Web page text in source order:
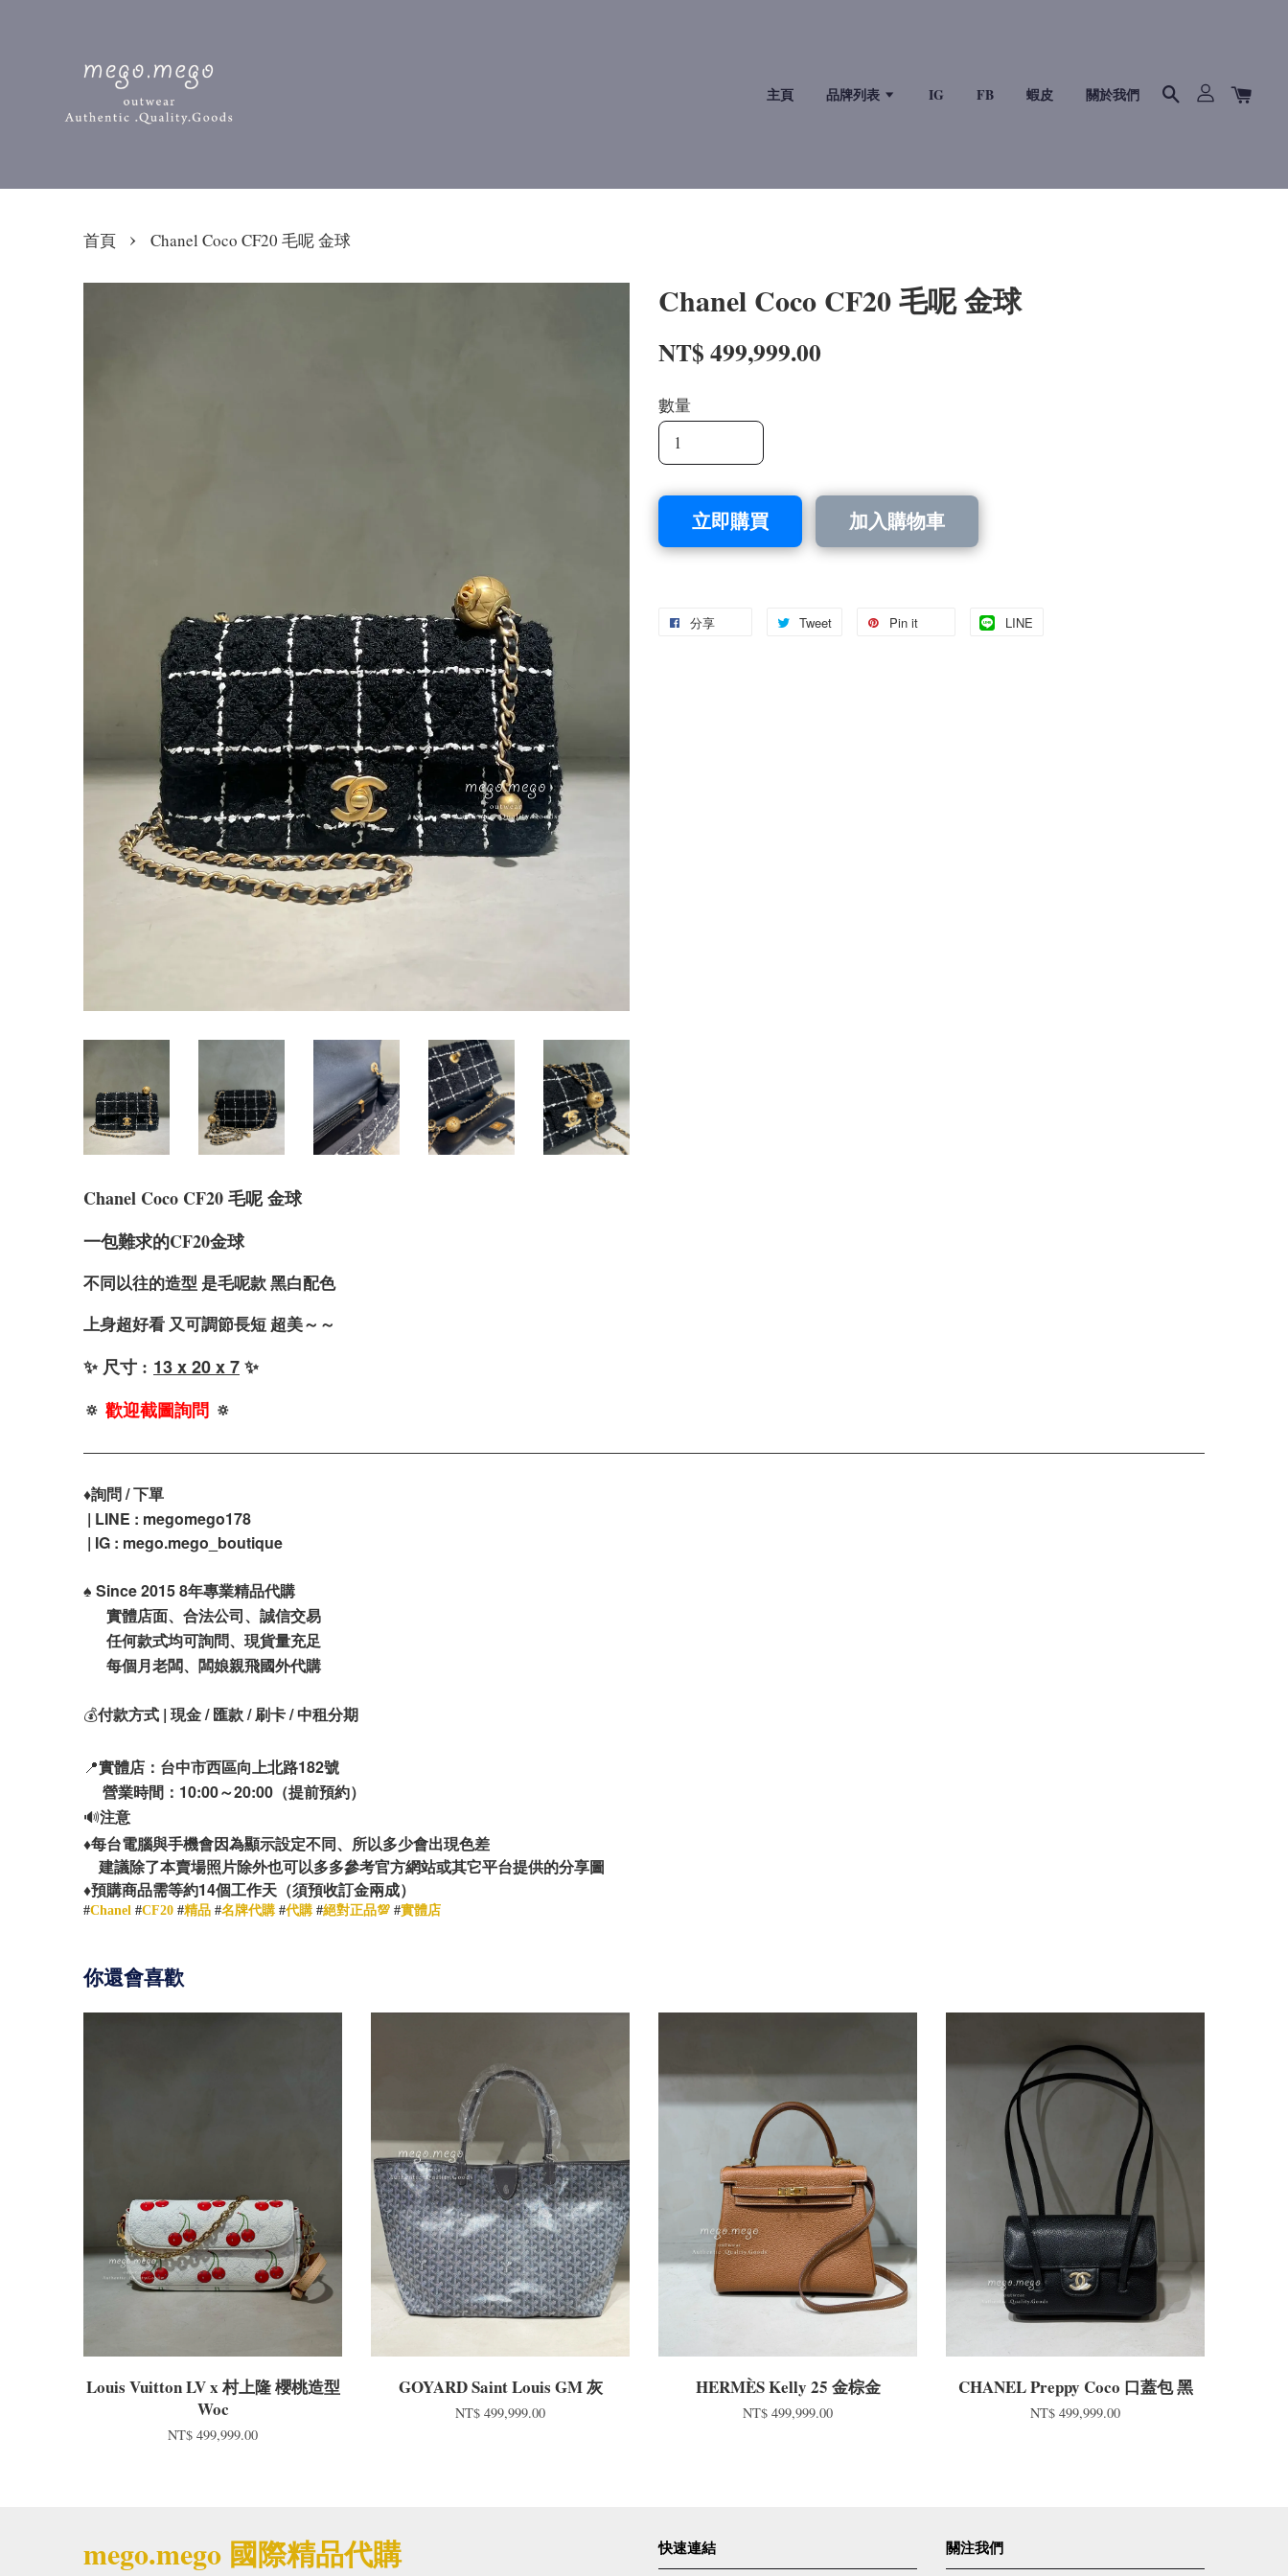
主頁 品牌列表 IG FB 蝦皮 關於我們
首頁 › Chanel Coco CF20 毛呢 金球
Chanel Coco CF20 毛呢 金球
NT$ 499,999.00
數量
立即購買 加入購物車
分享 Tweet Pin it LINE
Chanel Coco CF20 毛呢 金球
一包難求的CF20金球
不同以往的造型 是毛呢款 黑白配色
上身超好看 又可調節長短 超美～～
✨ 尺寸 : 13 x 20 x 7✨
🔅 歡迎截圖詢問 🔅
♦️詢問 / 下單
| LINE : megomego178
| IG : mego.mego_boutique
♠️ Since 2015 8年專業精品代購
實體店面、合法公司、誠信交易
任何款式均可詢問、現貨量充足
每個月老闆、闆娘親飛國外代購
💰付款方式 | 現金 / 匯款 / 刷卡 / 中租分期
📍實體店：台中市西區向上北路182號
營業時間：10:00～20:00（提前預約）
🔊注意
♦️每台電腦與手機會因為顯示設定不同、所以多少會出現色差
建議除了本賣場照片除外也可以多多參考官方網站或其它平台提供的分享圖
♦️預購商品需等約14個工作天（須預收訂金兩成）
#Chanel #CF20 #精品 #名牌代購 #代購 #絕對正品💯 #實體店
你還會喜歡
Louis Vuitton LV x 村上隆 櫻桃造型
Woc
NT$ 499,999.00
GOYARD Saint Louis GM 灰
NT$ 499,999.00
HERMÈS Kelly 25 金棕金
NT$ 499,999.00
CHANEL Preppy Coco 口蓋包 黑
NT$ 499,999.00
mego.mego 國際精品代購 快速連結 關注我們